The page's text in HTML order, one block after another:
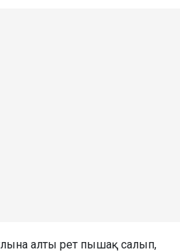
алты рет пышақ салып,